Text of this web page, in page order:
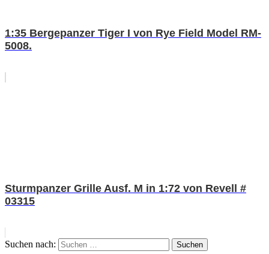
1:35 Bergepanzer Tiger I von Rye Field Model RM-
5008.
Sturmpanzer Grille Ausf. M in 1:72 von Revell #
03315
Suchen nach: Suchen